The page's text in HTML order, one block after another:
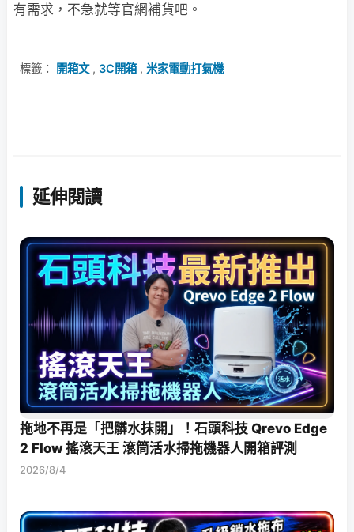
有需求，不急就等官網補貨吧。
標籤： 開箱文, 3C開箱, 米家電動打氣機
延伸閱讀
拖地不再是「把髒水抹開」！石頭科技 Qrevo Edge
2 Flow 搖滾天王 滾筒活水掃拖機器人開箱評測
2026/8/4